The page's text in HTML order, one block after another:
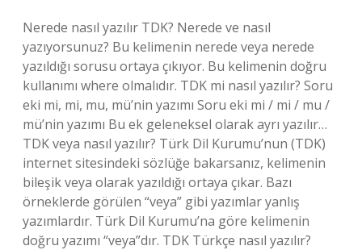
Nerede nasıl yazılır TDK? Nerede ve nasıl
yazıyorsunuz? Bu kelimenin nerede veya nerede
yazıldığı sorusu ortaya çıkıyor. Bu kelimenin doğru
kullanımı where olmalıdır. TDK mi nasıl yazılır? Soru
eki mi, mi, mu, mü’nin yazımı Soru eki mi / mi / mu /
mü’nin yazımı Bu ek geleneksel olarak ayrı yazılır…
TDK veya nasıl yazılır? Türk Dil Kurumu’nun (TDK)
internet sitesindeki sözlüğe bakarsanız, kelimenin
bileşik veya olarak yazıldığı ortaya çıkar. Bazı
örneklerde görülen “veya” gibi yazımlar yanlış
yazımlardır. Türk Dil Kurumu’na göre kelimenin
doğru yazımı “veya”dır. TDK Türkçe nasıl yazılır?